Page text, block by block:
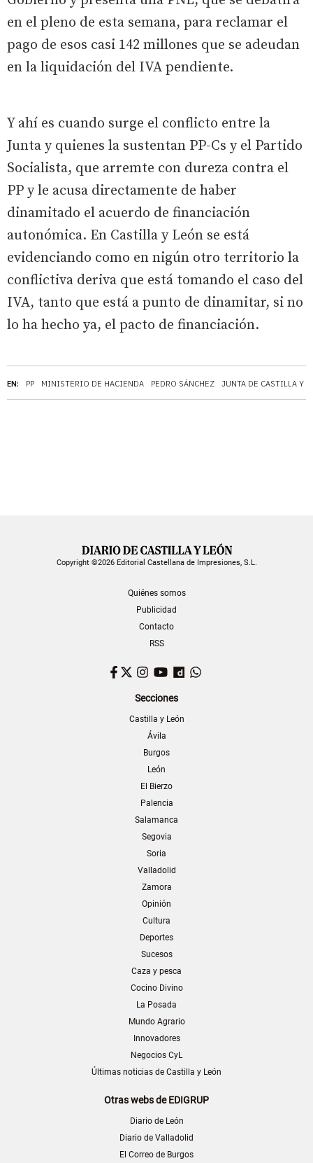
EN: PP MINISTERIO DE HACIENDA PEDRO SÁNCHEZ JUNTA DE CASTILLA Y
en el pleno de esta semana, para reclamar el
pago de esos casi 142 millones que se adeudan
en la liquidación del IVA pendiente.
Y ahí es cuando surge el conflicto entre la
Junta y quienes la sustentan PP-Cs y el Partido
Socialista, que arremte con dureza contra el
PP y le acusa directamente de haber
dinamitado el acuerdo de financiación
autonómica. En Castilla y León se está
evidenciando como en nigún otro territorio la
conflictiva deriva que está tomando el caso del
IVA, tanto que está a punto de dinamitar, si no
lo ha hecho ya, el pacto de financiación.
Copyright ©2026 Editorial Castellana de Impresiones, S.L.
Quiénes somos
Publicidad
Contacto
RSS
Facebook
TwitterInstagram
YouTubeDailymotion
Secciones
Castilla y León
Ávila
Burgos
León
El Bierzo
Palencia
Salamanca
Segovia
Soria
Valladolid
Zamora
Opinión
Cultura
Deportes
Sucesos
Caza y pesca
Cocino Divino
La Posada
Mundo Agrario
Innovadores
Negocios CyL
Últimas noticias de Castilla y León
Otras webs de EDIGRUP
Diario de León
Diario de Valladolid
El Correo de Burgos